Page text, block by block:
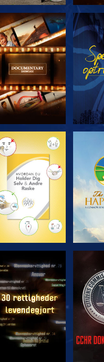
SERIEN
SERIEN
SE